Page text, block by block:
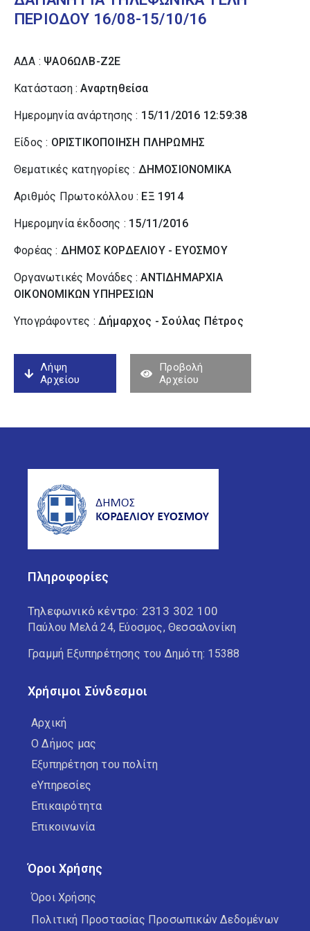
ΠΕΡΙΟΔΟΥ 16/08-15/10/16
ΑΔΑ : ΨΑΟ6ΩΛΒ-Ζ2Ε
Κατάσταση :Αναρτηθείσα
Ημερομηνία ανάρτησης : 15/11/2016 12:59:38
Είδος : ΟΡΙΣΤΙΚΟΠΟΙΗΣΗ ΠΛΗΡΩΜΗΣ
Θεματικές κατηγορίες : ΔΗΜΟΣΙΟΝΟΜΙΚΑ
Αριθμός Πρωτοκόλλου : ΕΞ 1914
Ημερομηνία έκδοσης : 15/11/2016
Φορέας : ΔΗΜΟΣ ΚΟΡΔΕΛΙΟΥ - ΕΥΟΣΜΟΥ
Οργανωτικές Μονάδες :ΑΝΤΙΔΗΜΑΡΧΙΑ
ΟΙΚΟΝΟΜΙΚΩΝ ΥΠΗΡΕΣΙΩΝ
Υπογράφοντες : Δήμαρχος - Σούλας Πέτρος
Λήψη
Αρχείου
Προβολή
Αρχείου
Πληροφορίες
Τηλεφωνικό κέντρο: 2313 302 100
Παύλου Μελά 24, Εύοσμος, Θεσσαλονίκη
Γραμμή Εξυπηρέτησης του Δημότη: 15388
Χρήσιμοι Σύνδεσμοι
Αρχική
Ο Δήμος μας
Εξυπηρέτηση του πολίτη
eΥπηρεσίες
Επικαιρότητα
Επικοινωνία
Όροι Χρήσης
Όροι Χρήσης
Πολιτική Προστασίας Προσωπικών Δεδομένων